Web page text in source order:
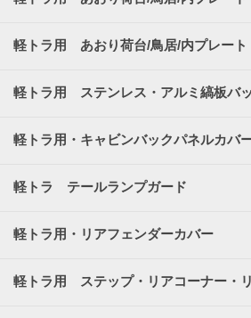
軽トラ用 あおり荷台/鳥居/内プレート
軽トラ用 ステンレス・アルミ縞板バ
軽トラ用・キャビンバックパネルカバ
軽トラ テールランプガード
軽トラ用・リアフェンダーカバー
軽トラ用 ステップ・リアコーナー・